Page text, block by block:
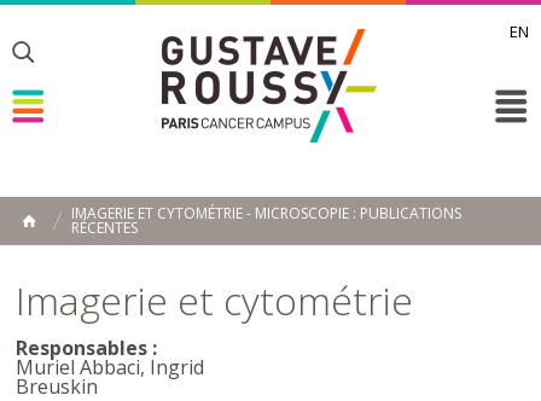
EN
Toggle
Toggle
Toggle
ACCUEIL
IMAGERIE ET CYTOMÉTRIE - MICROSCOPIE : PUBLICATIONS
RÉCENTES
Imagerie et cytométrie
Responsables :
Muriel Abbaci, Ingrid
Breuskin